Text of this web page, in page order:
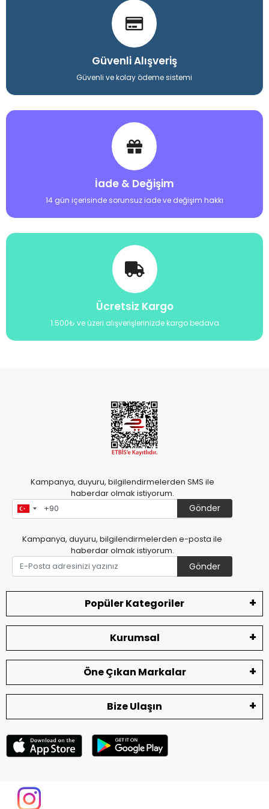
Güvenli Alışveriş
Güvenli ve kolay ödeme sistemi
İade & Değişim
14 gün içerisinde sorunsuz iade ve değişim hakkı
Ücretsiz Kargo
1.500₺ ve üzeri alışverişlerinizde kargo bedava
Kampanya, duyuru, bilgilendirmelerden SMS ile
haberdar olmak istiyorum.
Gönder
Kampanya, duyuru, bilgilendirmelerden e-posta ile
haberdar olmak istiyorum.
Gönder
Popüler Kategoriler
Kurumsal
Öne Çıkan Markalar
Bize Ulaşın